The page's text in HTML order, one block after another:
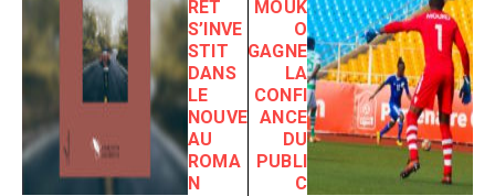
RET
S’INVE
STIT
DANS
LE
NOUVE
AU
ROMA
N
MOUK
O
GAGNE
LA
CONFI
ANCE
DU
PUBLI
C